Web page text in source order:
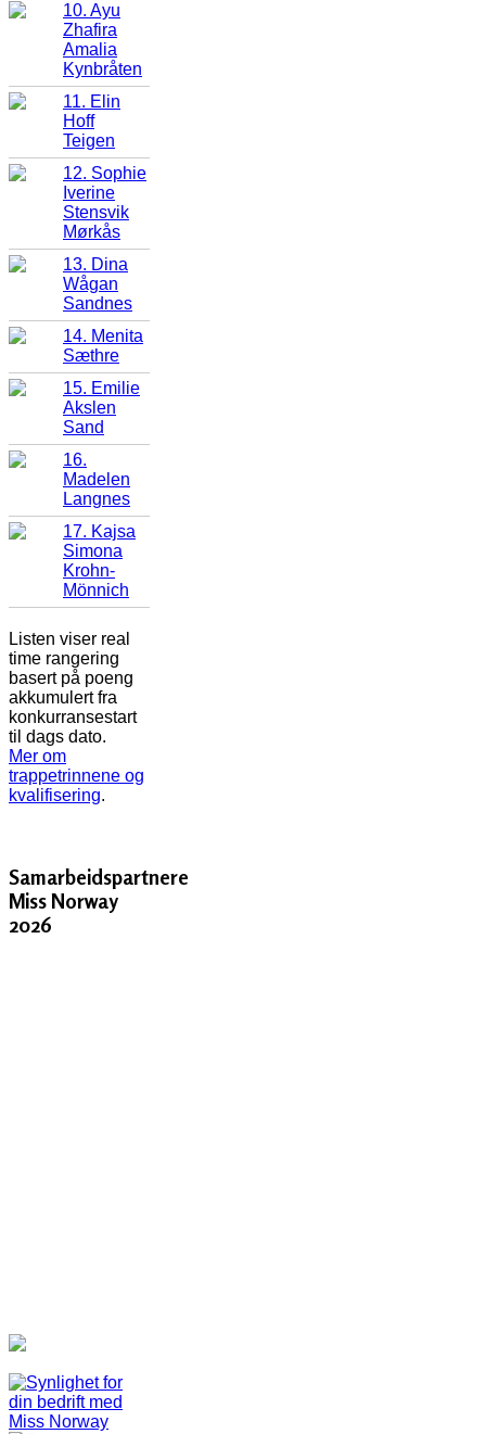
10. Ayu
Zhafira
Amalia
Kynbråten
11. Elin
Hoff
Teigen
12. Sophie
Iverine
Stensvik
Mørkås
13. Dina
Wågan
Sandnes
14. Menita
Sæthre
15. Emilie
Akslen
Sand
16.
Madelen
Langnes
17. Kajsa
Simona
Krohn-
Mönnich
Listen viser real
time rangering
basert på poeng
akkumulert fra
konkurransestart
til dags dato.
Mer om
trappetrinnene og
kvalifisering.
Samarbeidspartnere
Miss Norway
2026